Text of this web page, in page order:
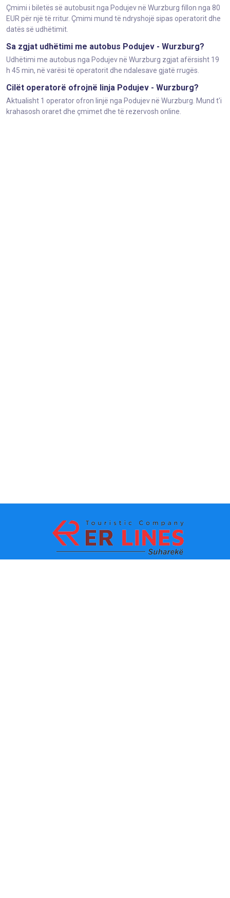
Çmimi i biletës së autobusit nga Podujev në Wurzburg fillon nga 80
EUR për një të rritur. Çmimi mund të ndryshojë sipas operatorit dhe
datës së udhëtimit.
Sa zgjat udhëtimi me autobus Podujev - Wurzburg?
Udhëtimi me autobus nga Podujev në Wurzburg zgjat afërsisht 19
h 45 min, në varësi të operatorit dhe ndalesave gjatë rrugës.
Cilët operatorë ofrojnë linja Podujev - Wurzburg?
Aktualisht 1 operator ofron linjë nga Podujev në Wurzburg. Mund t'i
krahasosh oraret dhe çmimet dhe të rezervosh online.